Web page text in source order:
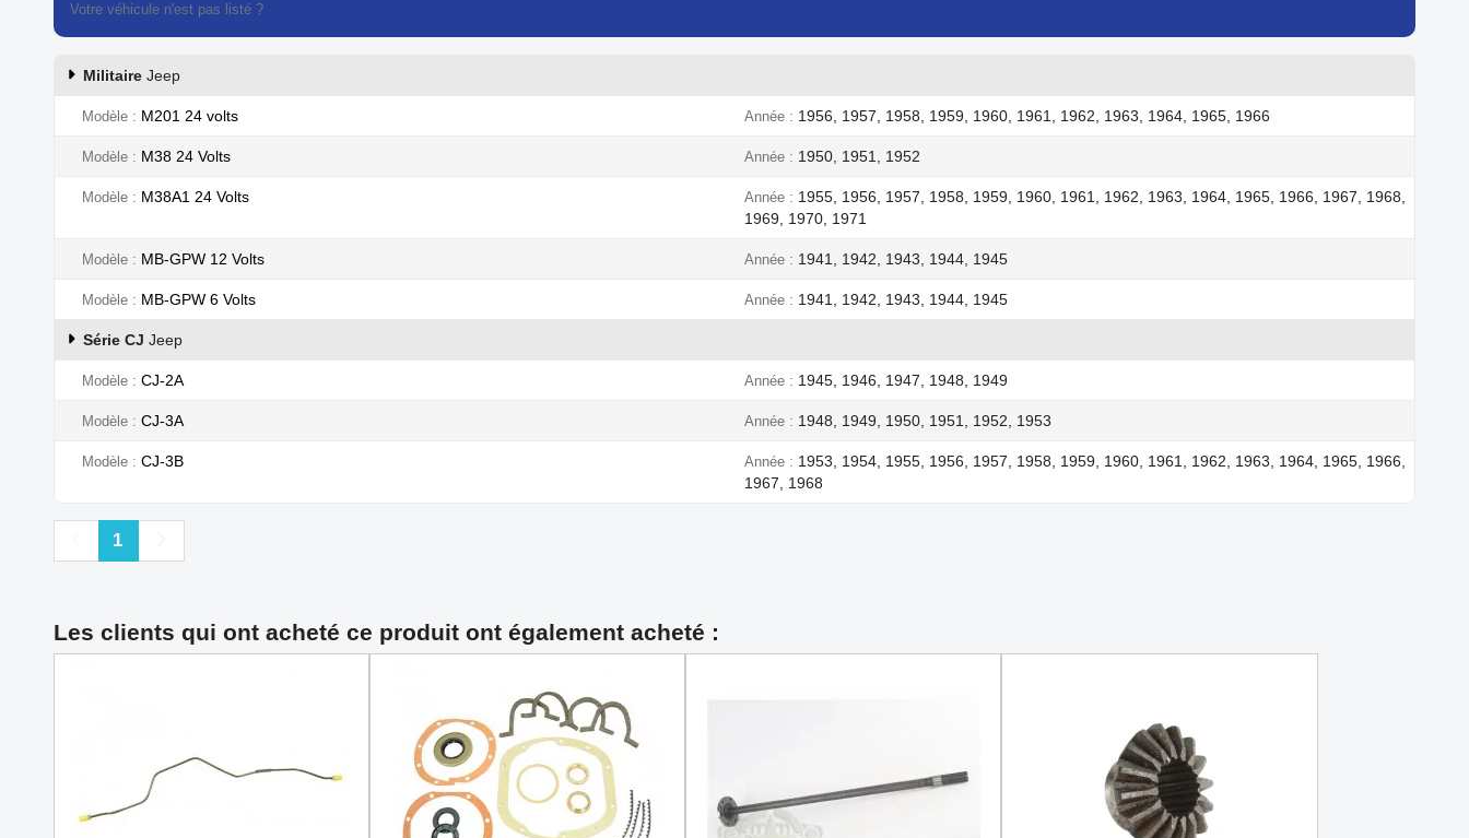
Votre véhicule n'est pas listé ?
Militaire Jeep
Modèle M201 24 volts Année 1956, 1957, 1958, 1959, 1960, 1961, 1962, 1963, 1964, 1965, 1966
Modèle M38 24 Volts Année 1950, 1951, 1952
Modèle M38A1 24 Volts Année
1955, 1956, 1957, 1958, 1959, 1960, 1961, 1962, 1963, 1964, 1965, 1966, 1967, 1968,
1969, 1970, 1971
Modèle MB-GPW 12 Volts Année 1941, 1942, 1943, 1944, 1945
Modèle MB-GPW 6 Volts Année 1941, 1942, 1943, 1944, 1945
Série CJ Jeep
Modèle CJ-2A Année 1945, 1946, 1947, 1948, 1949
Modèle CJ-3A Année 1948, 1949, 1950, 1951, 1952, 1953
Modèle CJ-3B Année
1953, 1954, 1955, 1956, 1957, 1958, 1959, 1960, 1961, 1962, 1963, 1964, 1965, 1966,
1967, 1968
Précédent
1
Les clients qui ont acheté ce produit ont également acheté :